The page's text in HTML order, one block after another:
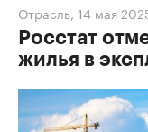
Отрасль, 14 мая
Росстат
жилья в